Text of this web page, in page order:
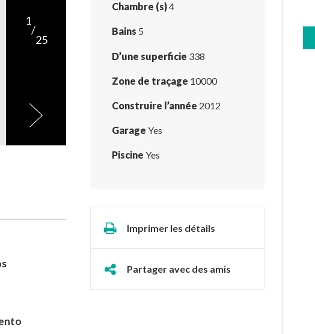
Chambre (s)4
Bains 5
D’une superficie 338
Zone de traçage 10000
Construire l’année 2012
Garage Yes
Piscine Yes
Imprimer les détails
Partager avec des amis
1
/
25